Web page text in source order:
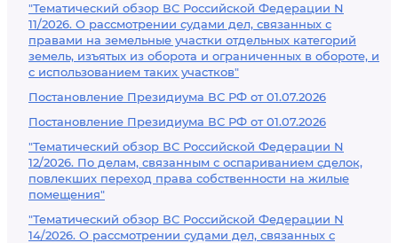
"Тематический обзор ВС Российской Федерации N
11/2026. О рассмотрении судами дел, связанных с
правами на земельные участки отдельных категорий
земель, изъятых из оборота и ограниченных в обороте, и
с использованием таких участков"
Постановление Президиума ВС РФ от 01.07.2026
Постановление Президиума ВС РФ от 01.07.2026
"Тематический обзор ВС Российской Федерации N
12/2026. По делам, связанным с оспариванием сделок,
повлекших переход права собственности на жилые
помещения"
"Тематический обзор ВС Российской Федерации N
14/2026. О рассмотрении судами дел, связанных с